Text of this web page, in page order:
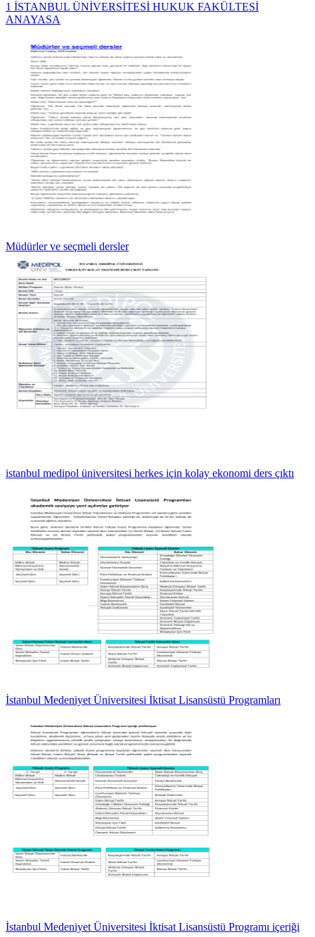
1 İSTANBUL ÜNİVERSİTESİ HUKUK FAKÜLTESİ
ANAYASA
Müdürler ve seçmeli dersler
istanbul medipol üniversitesi herkes için kolay ekonomi ders çıktı
İstanbul Medeniyet Üniversitesi İktisat Lisansüstü Programları
İstanbul Medeniyet Üniversitesi İktisat Lisansüstü Programı içeriği